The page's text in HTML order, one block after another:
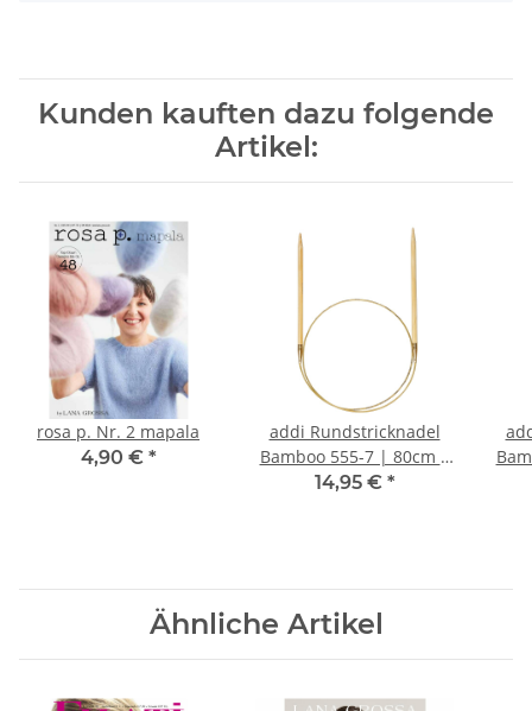
Kunden kauften dazu folgende
Artikel:
rosa p. Nr. 2 mapala
4,90 € *
addi Rundstricknadel
Bamboo 555-7 | 80cm |
8,0 mm
14,95 € *
Ähnliche Artikel